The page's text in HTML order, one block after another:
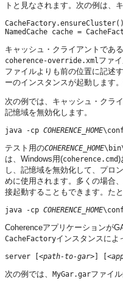
トと見なされます。次の例は、
NamedCache cache =
キャッシュ・クライアントであ
coherence-override.xmlファ
ファイルよりも前の位置に記述
ーのインスタンスが起動します。
次の例では、キャッシュ・クラ
記憶域を無効化します。
java -cp COHERENCE_HOME
テスト用のCOHERENCE_HOME
は、Windows用(coherence.cmd)
し、記憶域を無効化して、プロ
めに使用されます。多くの場合
接起動することもできます。た
java -cp COHERENCE_HOME
Coherenceアプリケーションが
CacheFactoryインスタンスによ
server [ <path-to-gar>
次の例では、 MyGar.garファイ